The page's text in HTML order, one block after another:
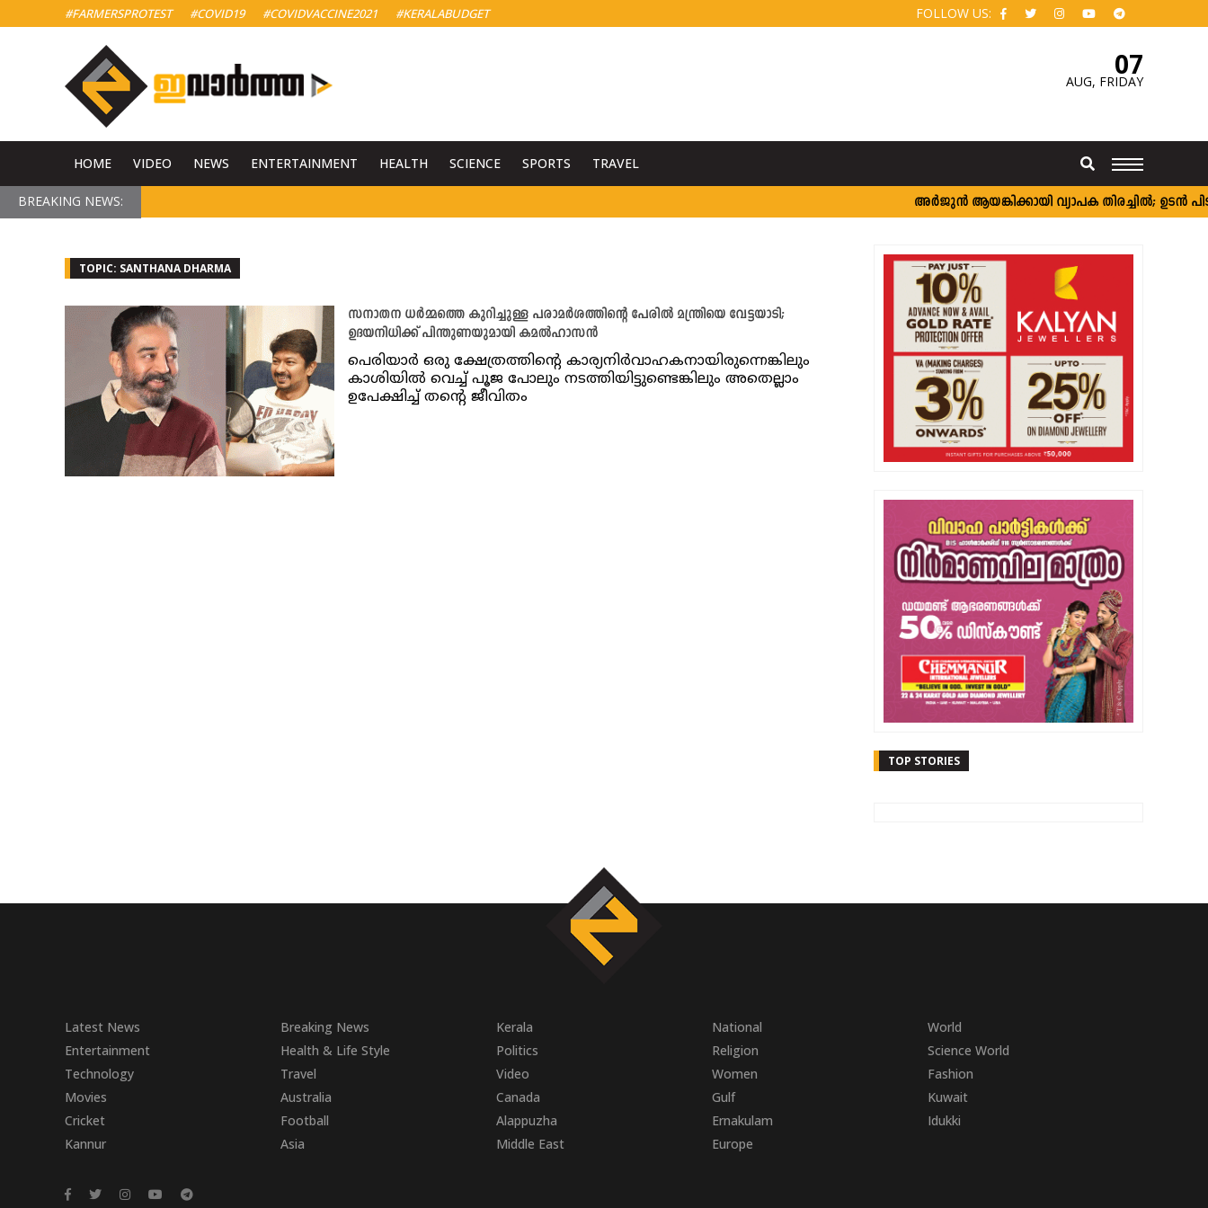
#FARMERSPROTEST #COVID19 #COVIDVACCINE2021 #KERALABUDGET FOLLOW US:
07
AUG, FRIDAY
HOME VIDEO NEWS ENTERTAINMENT HEALTH SCIENCE SPORTS TRAVEL
BREAKING NEWS: അർജുൻ ആയങ്കിക്കായി വ്യാപക തിരച്ചിൽ; ഉടൻ
TOPIC: SANTHANA DHARMA
സനാതന ധർമ്മത്തെ കുറിച്ചുള്ള പരാമർശത്തിന്റെ പേരിൽ മന്ത്രിയെ വേട്ടയാടി;
ഉദയനിധിക്ക് പിന്തുണയുമായി കമൽഹാസൻ
പെരിയാർ ഒരു ക്ഷേത്രത്തിന്റെ കാര്യനിർവാഹകനായിരുന്നെങ്കിലും
കാശിയിൽ വെച്ച് പൂജ പോലും നടത്തിയിട്ടുണ്ടെങ്കിലും അതെല്ലാം
ഉപേക്ഷിച്ച് തന്റെ ജീവിതം
TOP STORIES
Latest News Breaking News Kerala National
World
Entertainment
Health & Life Style Politics Religion
Science World
Technology
Travel Video Women
Fashion
Movies
Australia Canada Gulf
Kuwait
Cricket
Football Alappuzha Ernakulam
Idukki
Kannur
Asia Middle East Europe